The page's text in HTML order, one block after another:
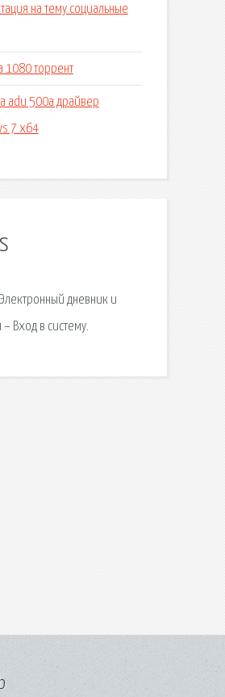
на тему социальные
1080 торрент
adu 500a драйвер
7 x64
дневник и
Вход в систему.